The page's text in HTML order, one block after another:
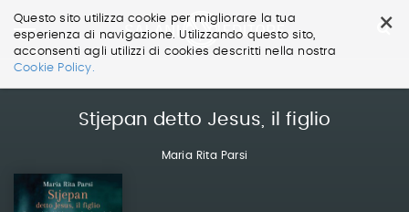
×
Questo sito utilizza cookie per migliorare la tua
esperienza di navigazione. Utilizzando questo sito,
acconsenti agli utilizzi di cookies descritti nella nostra
Cookie Policy.
Salta
Stjepan detto Jesus, il figlio
Maria Rita Parsi